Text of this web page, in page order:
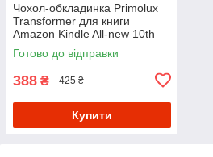
Чохол-обкладинка Primolux
Transformer для книги
Amazon Kindle All-new 10th
Gen. 2019 (J9G29R) - Purple
Готово до відправки
388 ₴ 425 ₴
Купити